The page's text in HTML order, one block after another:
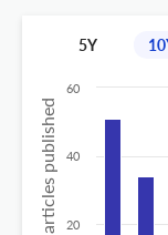
5Y
No of articles published 20
40
60